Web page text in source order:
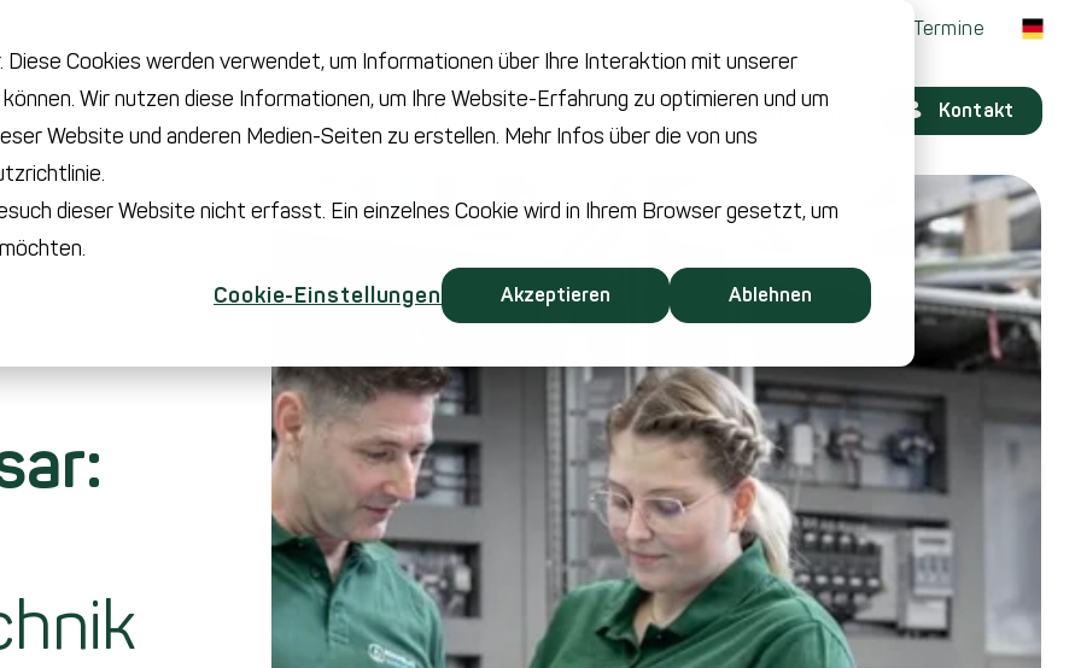
Cookies werden verwendet, um Informationen über Ihre Interaktion mit unserer
Wir nutzen diese Informationen, um Ihre Website-Erfahrung zu optimieren und um
Website und anderen Medien-Seiten zu erstellen. Mehr Infos über die von uns
dieser Website nicht erfasst. Ein einzelnes Cookie wird in Ihrem Browser gesetzt, um
Cookie-Einstellungen
Akzeptieren Ablehnen
Messen & Termine
Technologie CDMO Branchen Services Rommelag Gruppe Kontakt